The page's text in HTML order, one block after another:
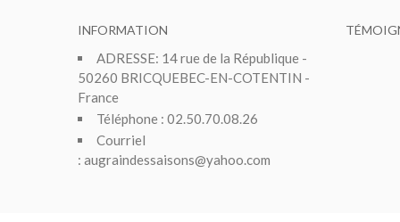
INFORMATION
ADRESSE: 14 rue de la République -
50260 BRICQUEBEC-EN-COTENTIN -
France
Téléphone : 02.50.70.08.26
Courriel
: augraindessaisons@yahoo.com